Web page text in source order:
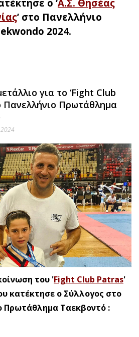
ο ‘Α.Σ. Θησέας
’ στο Πανελλήνιο
2024.
για το ‘Fight Club
Πανελλήνιο Πρωτάθλημα
του 'Fight Club Patras'
κατέκτησε ο Σύλλογος στο
Πρωτάθλημα Ταεκβοντό :